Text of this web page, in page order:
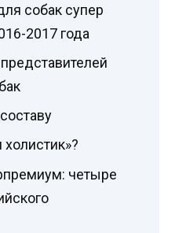
собак супер
2017 года
четыре